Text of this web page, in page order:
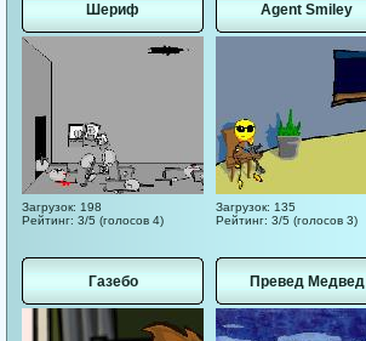
Шериф
Загрузок: 198
Рейтинг: 3/5 (голосов 4)
Agent Smiley
Загрузок: 135
Рейтинг: 3/5 (голосов 3)
Газебо Превед Медвед